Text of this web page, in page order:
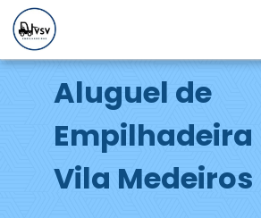
Aluguel de
Empilhadeira
Vila Medeiros